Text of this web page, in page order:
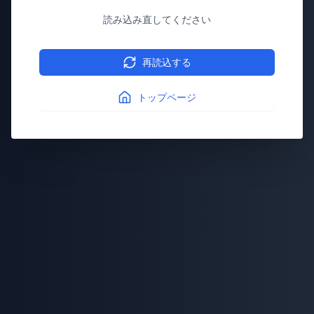
読み込み直してください
再読込する
トップページ